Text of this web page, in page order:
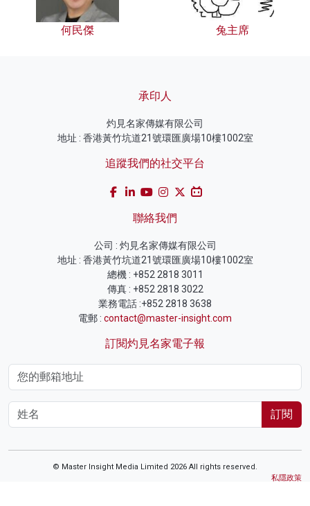
何民傑 兔主席
承印人
灼見名家傳媒有限公司
地址 : 香港黃竹坑道21號環匯廣場10樓1002室
追蹤我們的社交平台
聯絡我們
公司 : 灼見名家傳媒有限公司
地址 : 香港黃竹坑道21號環匯廣場10樓1002室
總機 : +852 2818 3011
傳真 : +852 2818 3022
業務電話 :+852 2818 3638
電郵 : contact@master-insight.com
訂閱灼見名家電子報
訂閱
© Master Insight Media Limited 2026 All rights reserved.
私隱政策